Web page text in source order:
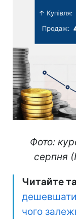
Фото:
серпня
Читайте
чого